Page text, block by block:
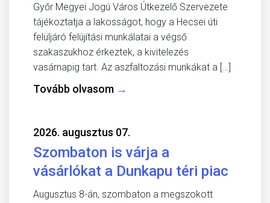
Győr Megyei Jogú Város Útkezelő Szervezete
tájékoztatja a lakosságot, hogy a Hecsei úti
felüljáró felújítási munkálatai a végső
szakaszukhoz érkeztek, a kivitelezés
vasárnapig tart. Az aszfaltozási munkákat a […]
Tovább olvasom →
2026. augusztus 07.
Szombaton is várja a
vásárlókat a Dunkapu téri piac
Augusztus 8-án, szombaton a megszokott